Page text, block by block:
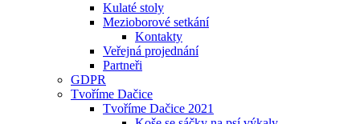
Kulaté stoly
Mezioborové setkání
Kontakty
Veřejná projednání
Partneři
GDPR
Tvoříme Dačice
Tvoříme Dačice 2021